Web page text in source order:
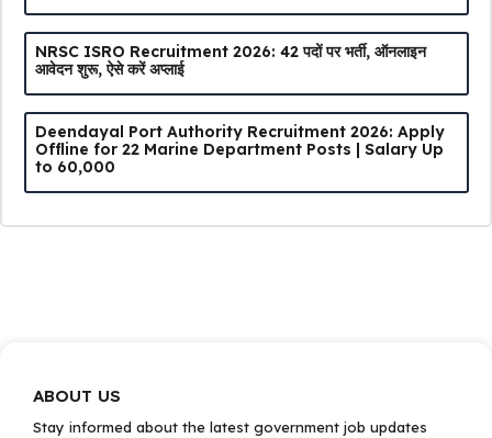
NRSC ISRO Recruitment 2026: 42 पदों पर भर्ती, ऑनलाइन
आवेदन शुरू, ऐसे करें अप्लाई
Deendayal Port Authority Recruitment 2026: Apply
Offline for 22 Marine Department Posts | Salary Up
to ₹60,000
ABOUT US
Stay informed about the latest government job updates